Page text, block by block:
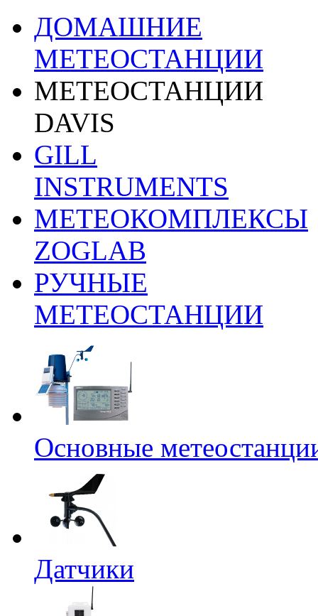
ДОМАШНИЕ
МЕТЕОСТАНЦИИ
МЕТЕОСТАНЦИИ
DAVIS
GILL
INSTRUMENTS
МЕТЕОКОМПЛЕКСЫ
ZOGLAB
РУЧНЫЕ
МЕТЕОСТАНЦИИ
Основные
Датчики